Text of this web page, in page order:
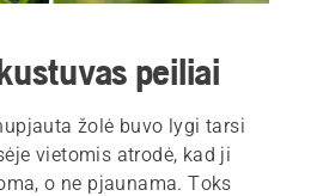
peiliai
žolė buvo lygi tarsi
vietomis atrodė, kad ji
o ne pjaunama. Toks